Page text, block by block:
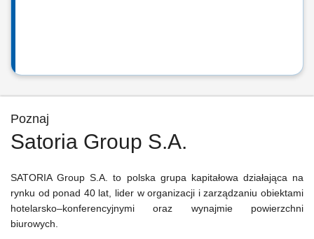
Poznaj
Satoria Group S.A.
SATORIA Group S.A. to polska grupa kapitałowa działająca na
rynku od ponad 40 lat, lider w organizacji i zarządzaniu obiektami
hotelarsko–konferencyjnymi oraz wynajmie powierzchni
biurowych.